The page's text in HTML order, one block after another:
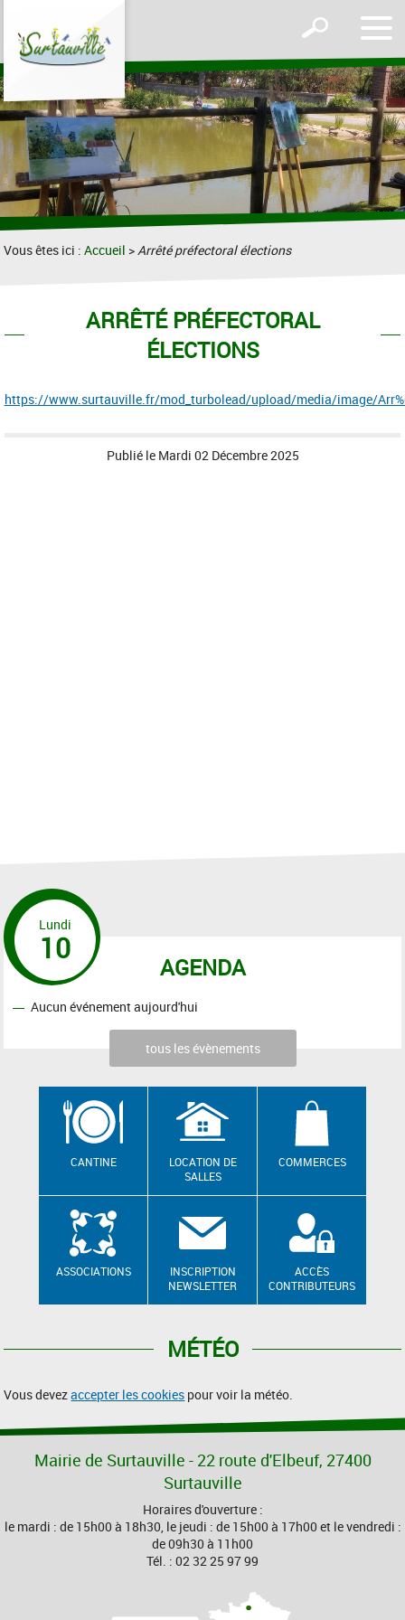
le
Afficher
formulaire
de
recherche
Vous êtes ici :Accueil >Arrêté préfectoral élections
ARRÊTÉ PRÉFECTORAL
ÉLECTIONS
https://www.surtauville.fr/mod_turbolead/upload/media/image/
Publié le Mardi 02 Décembre 2025
AGENDA
Lundi
10
Aucun événement aujourd'hui
tous les évènements
CANTINE
LOCATION DE
SALLES
COMMERCES
ASSOCIATIONS
INSCRIPTION
NEWSLETTER
ACCÈS
CONTRIBUTEURS
MÉTÉO
Vous devezaccepter les cookies pour voir la météo.
Mairie de Surtauville - 22 route d'Elbeuf, 27400
Surtauville
Horaires d'ouverture :
le mardi : de 15h00 à 18h30, le jeudi : de 15h00 à 17h00 et le vendredi :
de 09h30 à 11h00
Tél. : 02 32 25 97 99